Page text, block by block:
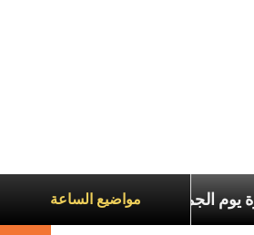
مواضيع الساعة
عناوين نشرة يوم الجمعة 7 آب 2026: السلام يُبنى بصبر يومًا بعد يوم